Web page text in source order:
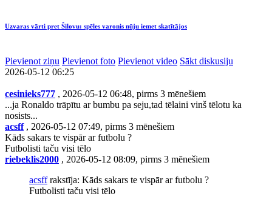
Uzvaras vārti pret Šilovu: spēles varonis nūju iemet skatītājos
Pievienot ziņu Pievienot foto Pievienot video Sākt diskusiju
2026-05-12 06:25
cesinieks777 , 2026-05-12 06:48, pirms 3 mēnešiem
...ja Ronaldo trāpītu ar bumbu pa seju,tad tēlaini vinš tēlotu ka
nosists...
acsff, 2026-05-12 07:49, pirms 3 mēnešiem
Kāds sakars te vispār ar futbolu ?
Futbolisti taču visi tēlo
riebeklis2000 , 2026-05-12 08:09, pirms 3 mēnešiem
acsffrakstīja: Kāds sakars te vispār ar futbolu ?
Futbolisti taču visi tēlo